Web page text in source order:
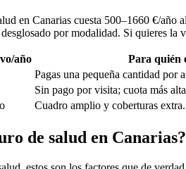
en Canarias cuesta 500–1660 €/
por modalidad. Si quieres la
año
Para quién
Pagas una pequeña cantidad por
Sin pago por visita; cuota más
Cuadro amplio y coberturas extra.
de salud en Canarias?